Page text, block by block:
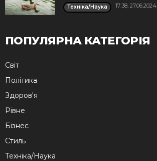
Техніка/Наука 17:38, 27.06.2024
ПОПУЛЯРНА КАТЕГОРІЯ
Cвіт
Політика
Здоров'я
Рівне
Бізнес
Стиль
Техніка/Наука